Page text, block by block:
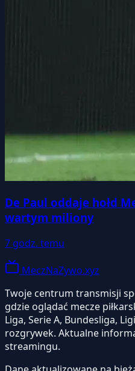
De Paul oddaje hołd
wartym miliony
7 godz. temu
MeczNaZywo.xyz
Twoje centrum transmisji
gdzie oglądać mecze
Liga, Serie A, Bundesliga,
rozgrywek. Aktualne
streamingu.